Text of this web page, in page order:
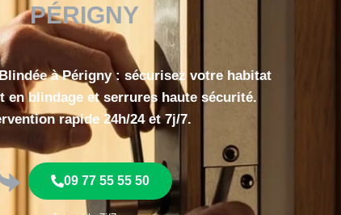
PÉRIGNY
à Périgny : sécurisez votre habitat
en blindage et serrures haute sécurité.
rapide 24h/24 et 7j/7.
09 77 55 55 50